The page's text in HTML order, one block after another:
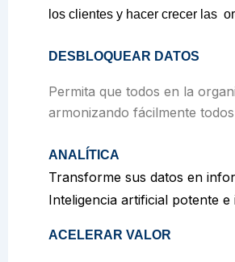
los clientes y hacer crecer las
DESBLOQUEAR DATOS
Permita que todos en la
armonizando fácilmente
ANALÍTICA
Transforme sus datos en
Inteligencia artificial potente
ACELERAR VALOR